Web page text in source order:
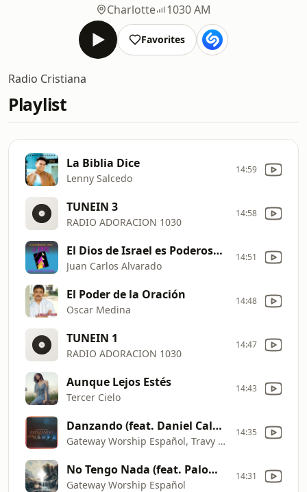
Charlotte
1030 AM
Favorites
Radio Cristiana
Playlist
La Biblia Dice
Lenny Salcedo
14:59
TUNEIN 3
RADIO ADORACION 1030
14:58
El Dios de Israel es Poderoso (En Vivo)
Juan Carlos Alvarado
14:51
El Poder de la Oración
Oscar Medina
14:48
TUNEIN 1
RADIO ADORACION 1030
14:47
Aunque Lejos Estés
Tercer Cielo
14:43
Danzando (feat. Daniel Calveti, Becky Collazos & Josh Morales)
Gateway Worship Español, Travy Joe & Christine D'Clario
14:35
No Tengo Nada (feat. Paloma Ramos) [Live]
Gateway Worship Español
14:31